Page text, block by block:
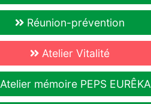
Réunion-prévention
Atelier Vitalité
Atelier mémoire PEPS EURÊKA